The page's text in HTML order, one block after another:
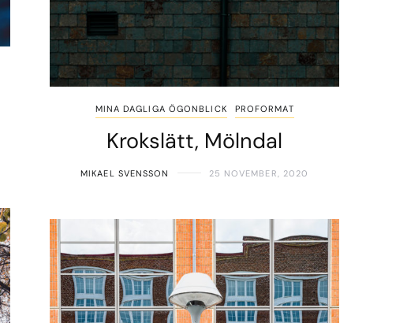
MINA DAGLIGA ÖGONBLICK PROFORMAT
Krokslätt, Mölndal
MIKAEL SVENSSON 25 NOVEMBER, 2020